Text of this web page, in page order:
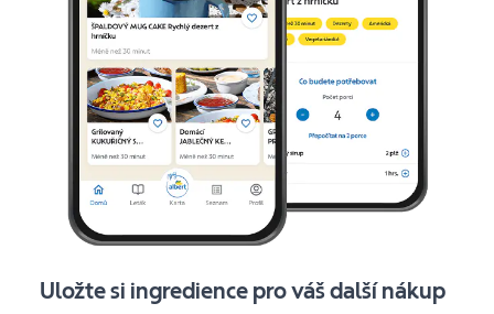
Uložte si ingredience pro váš další nákup